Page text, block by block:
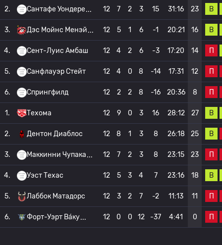
2. Сантафе Уондере 12 7 2 3 15 31:16 23 В
3. Дэс Мойнс Менэй 12 5 1 6 -1 20:21 16 В
4. Сент-Луис Амбаш 12 4 2 6 -3 17:20 14 П
5. Санфлауэр Стейт 12 4 0 8 -14 17:31 12 П
6. Спрингфилд 12 2 2 8 -16 20:36 8 П
1. Техома 12 9 0 3 16 28:12 27 В
2. Дентон Диаблос 12 8 1 3 8 26:18 25 В
3. Маккинни Чупака 12 7 2 3 8 23:15 23 П
4. Уэст Техас 12 5 3 4 7 23:16 18 В
5. Лаббок Матадорс 12 3 2 7 -2 11:13 11 П
6. Форт-Уэрт Ва́ку 12 0 0 12 -37 4:41 0 П